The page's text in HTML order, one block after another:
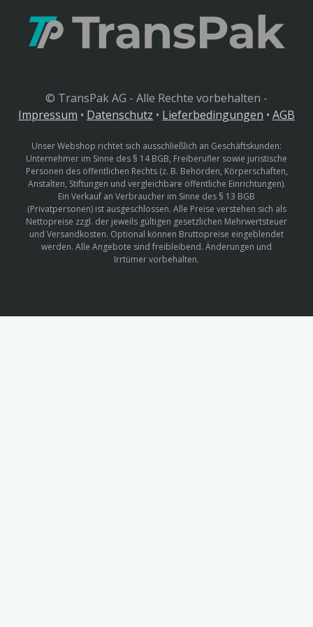
© TransPak AG - Alle Rechte vorbehalten -
Impressum • Datenschutz • Lieferbedingungen • AGB
Unser Webshop richtet sich ausschließlich an Geschäftskunden:
Unternehmer im Sinne des § 14 BGB, Freiberufler sowie juristische
Personen des öffentlichen Rechts (z. B. Behörden, Körperschaften,
Anstalten, Stiftungen und vergleichbare öffentliche Einrichtungen).
Ein Verkauf an Verbraucher im Sinne des § 13 BGB
(Privatpersonen) ist ausgeschlossen. Alle Preise verstehen sich als
Nettopreise zzgl. der jeweils gültigen gesetzlichen Mehrwertsteuer
und Versandkosten. Optional können Bruttopreise eingeblendet
werden. Alle Angebote sind freibleibend. Änderungen und
Irrtümer vorbehalten.